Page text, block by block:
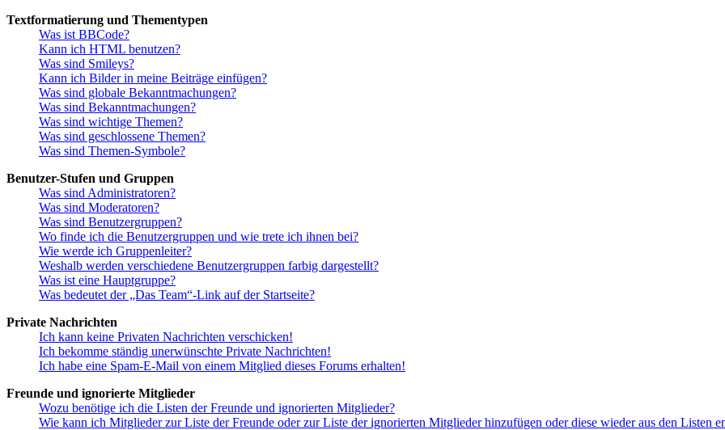
Textformatierung und Thementypen
Was ist BBCode?
Kann ich HTML benutzen?
Was sind Smileys?
Kann ich Bilder in meine Beiträge einfügen?
Was sind globale Bekanntmachungen?
Was sind Bekanntmachungen?
Was sind wichtige Themen?
Was sind geschlossene Themen?
Was sind Themen-Symbole?
Benutzer-Stufen und Gruppen
Was sind Administratoren?
Was sind Moderatoren?
Was sind Benutzergruppen?
Wo finde ich die Benutzergruppen und wie trete ich ihnen bei?
Wie werde ich Gruppenleiter?
Weshalb werden verschiedene Benutzergruppen farbig dargestellt?
Was ist eine Hauptgruppe?
Was bedeutet der „Das Team“-Link auf der Startseite?
Private Nachrichten
Ich kann keine Privaten Nachrichten verschicken!
Ich bekomme ständig unerwünschte Private Nachrichten!
Ich habe eine Spam-E-Mail von einem Mitglied dieses Forums erhalten!
Freunde und ignorierte Mitglieder
Wozu benötige ich die Listen der Freunde und ignorierten Mitglieder?
Wie kann ich Mitglieder zur Liste der Freunde oder zur Liste der ignorierten Mitglieder hinzufügen oder diese wieder aus den Listen